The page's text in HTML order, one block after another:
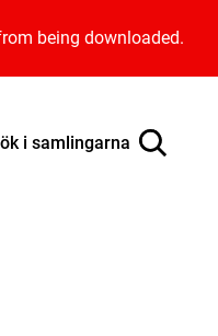
being downloaded.
i samlingarna